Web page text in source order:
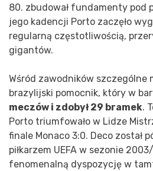
80. zbudował fundamenty pod
jego kadencji Porto zaczęło
regularną częstotliwością,
gigantów.
Wśród zawodników szczególne
brazylijski pomocnik, który w
meczów i zdobył 29 bramek.
Porto triumfowało w Lidze
finale Monaco 3:0. Deco został
piłkarzem UEFA w sezonie
fenomenalną dyspozycję w